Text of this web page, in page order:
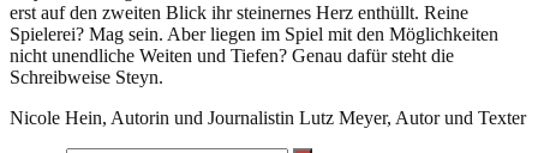
erst auf den zweiten Blick ihr steinernes Herz enthüllt. Reine
Spielerei? Mag sein. Aber liegen im Spiel mit den Möglichkeiten
nicht unendliche Weiten und Tiefen? Genau dafür steht die
Schreibweise Steyn.
Nicole Hein, Autorin und Journalistin Lutz Meyer, Autor und Texter